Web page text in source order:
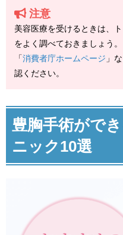
注意
美容医療を受けるときは、
をよく調べておきましょう。
「消費者庁ホームページ 」
認ください。
豊胸手術がで
ニック10選